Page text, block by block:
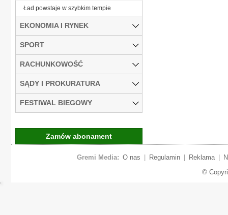
Ład powstaje w szybkim tempie
EKONOMIA I RYNEK
SPORT
RACHUNKOWOŚĆ
SĄDY I PROKURATURA
FESTIWAL BIEGOWY
Zamów abonament
Gremi Media: O nas Regulamin Reklama
©